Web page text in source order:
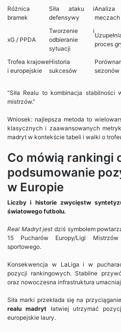
Różnica
bramek
Siła ataku i
defensywy
Analiza
meczach
xG / PPDA
Tworzenie i
odbieranie
sytuacji
proces
Trofea krajowe
i europejskie
Historia
sukcesów
sezonów
“Siła Realu to kombinacja
mistrzów.”
Wniosek: najlepsza metoda to
klasycznych i zaawansowanych
madryt w kontekście tabeli i walki o
Co mówią rankingi
podsumowanie
w Europie
Liczby i historie zwycięstw
światowego futbolu.
Real Madryt jestdziś symbolem
15 Pucharów Europy/Ligi
sportowego.
Konsekwencja w LaLiga i w
pozycji rankingowych. Stabilne
oraz nowoczesna infrastruktura
Siła marki przekłada się na
realu madryt łatwiej utrzymać
europejskie laury.